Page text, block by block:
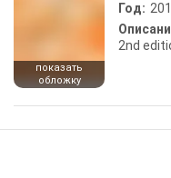
показать
обложку
Год:
2nd